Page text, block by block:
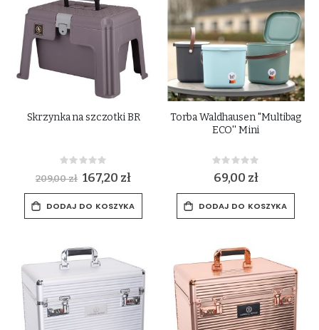
Skrzynka na szczotki BR
Rating:
209,00 zł Special
Price
167,20 zł
DODAJ DO KOSZYKA
Torba Waldhausen ''Multibag
ECO'' Mini
Rating:
0%
69,00 zł
DODAJ DO KOSZYKA